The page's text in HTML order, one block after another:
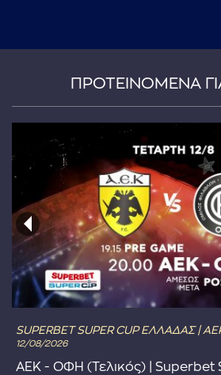
ΠΡΟΤΕΙΝΟΜΕΝΑ
SUPERBET SUPER CUP ΕΛΛΑΔΑΣ |
12/08/2026
ΑΕΚ - ΟΦΗ (Τελικός) | Superbet